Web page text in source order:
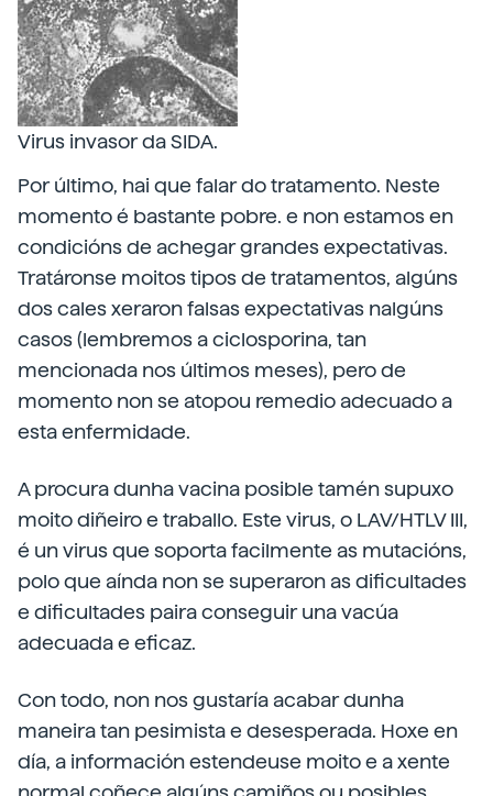
Virus invasor da SIDA.
Por último, hai que falar do tratamento. Neste
momento é bastante pobre. e non estamos en
condicións de achegar grandes expectativas.
Tratáronse moitos tipos de tratamentos, algúns
dos cales xeraron falsas expectativas nalgúns
casos (lembremos a ciclosporina, tan
mencionada nos últimos meses), pero de
momento non se atopou remedio adecuado a
esta enfermidade.
A procura dunha vacina posible tamén supuxo
moito diñeiro e traballo. Este virus, o LAV/HTLV III,
é un virus que soporta facilmente as mutacións,
polo que aínda non se superaron as dificultades
e dificultades paira conseguir una vacúa
adecuada e eficaz.
Con todo, non nos gustaría acabar dunha
maneira tan pesimista e desesperada. Hoxe en
día, a información estendeuse moito e a xente